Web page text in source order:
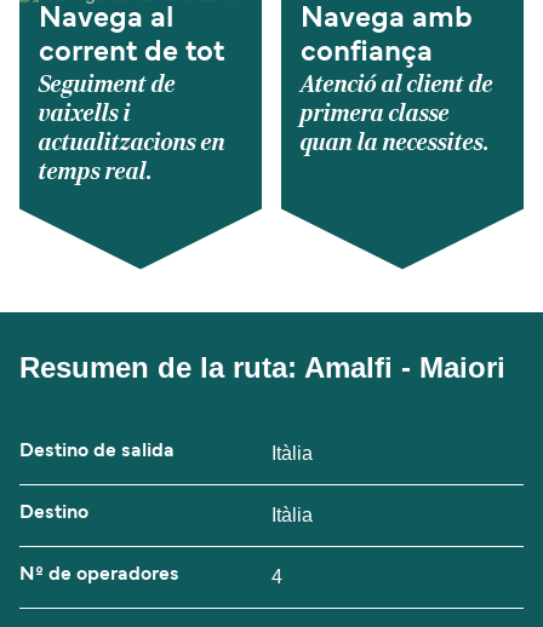
Navega al
corrent de tot
Seguiment de
vaixells i
actualitzacions en
temps real.
Navega amb
confiança
Atenció al client de
primera classe
quan la necessites.
Resumen de la ruta: Amalfi - Maiori
Destino de salida Itàlia
Destino Itàlia
Nº de operadores 4